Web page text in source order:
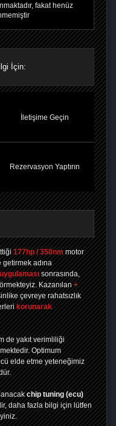
fakat henüz
İçin:
İletişime Geçin
Rezervasyon Yaptırın
177hp / 350nm motor
adına
sonrasında,
Kazanılan +
çevreye rahatsızlık
korunarak
de yakıt verimliliği
Optimum
elde etme yeteneğimiz
chip tuning (ecu)
daha fazla bilgi için lütfen